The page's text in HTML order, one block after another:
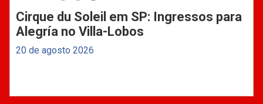
Cirque du Soleil em SP: Ingressos para
Alegría no Villa-Lobos
20 de agosto 2026